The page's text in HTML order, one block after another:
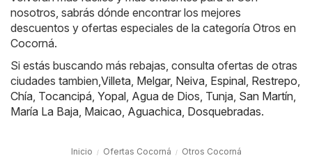
nosotros, sabrás dónde encontrar los mejores
descuentos y ofertas especiales de la categoría Otros en
Cocorná.
Si estás buscando más rebajas, consulta ofertas de otras
ciudades tambien,Villeta, Melgar, Neiva, Espinal, Restrepo,
Chía, Tocancipá, Yopal, Agua de Dios, Tunja, San Martín,
María La Baja, Maicao, Aguachica, Dosquebradas.
Inicio Ofertas Cocorná Otros Cocorná